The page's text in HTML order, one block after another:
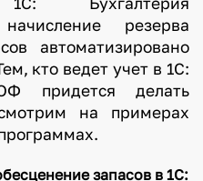
резерва
автоматизировано
кто ведет учет в 1С:
придется делать
на примерах
запасов в 1С: